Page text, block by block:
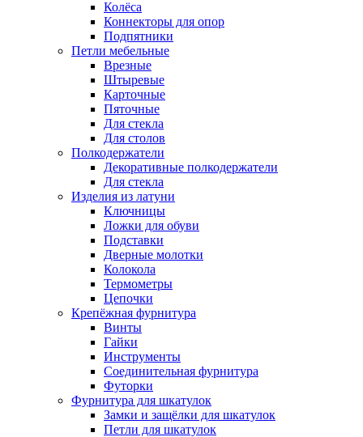
Колёса
Коннекторы для опор
Подпятники
Петли мебельные
Врезные
Штыревые
Карточные
Пяточные
Для стекла
Для столов
Полкодержатели
Декоративные полкодержатели
Для стекла
Изделия из латуни
Ключницы
Ложки для обуви
Подставки
Дверные молотки
Колокола
Термометры
Цепочки
Крепёжная фурнитура
Винты
Гайки
Инструменты
Соединительная фурнитура
Футорки
Фурнитура для шкатулок
Замки и защёлки для шкатулок
Петли для шкатулок